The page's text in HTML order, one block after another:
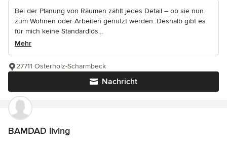
Bei der Planung von Räumen zählt jedes Detail – ob sie nun
zum Wohnen oder Arbeiten genutzt werden. Deshalb gibt es
für mich keine Standardlös...
Mehr
Nachricht
27711 Osterholz-Scharmbeck
BAMDAD living